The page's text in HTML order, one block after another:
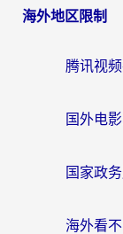
海外地区限制